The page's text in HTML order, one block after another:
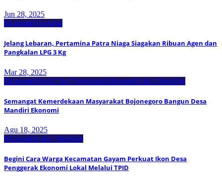
Jun 28, 2025
Ekonomi Nasional
Jelang Lebaran, Pertamina Patra Niaga Siagakan Ribuan Agen dan
Pangkalan LPG 3 Kg
Mar 28, 2025
Ekonomi Kreatif dan Pariwisata Ekonomi Lokal Headline
Semangat Kemerdekaan Masyarakat Bojonegoro Bangun Desa
Mandiri Ekonomi
Agu 18, 2025
Ekonomi Lokal Headline
Begini Cara Warga Kecamatan Gayam Perkuat Ikon Desa
Penggerak Ekonomi Lokal Melalui TPID